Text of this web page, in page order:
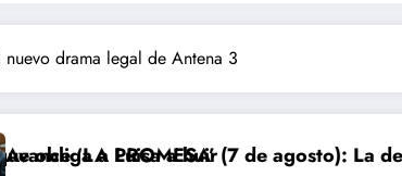
drama legal de Antena 3
huir (7 de agosto): La decisión de Máximo
‘Barrio